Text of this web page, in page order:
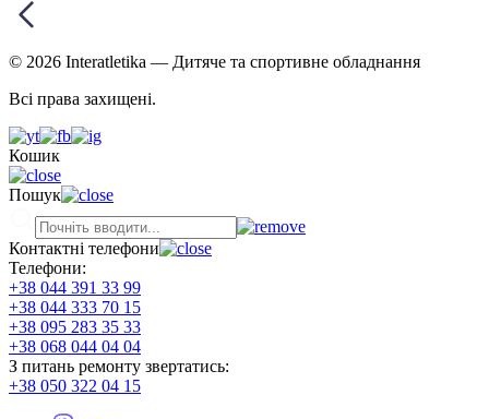
© 2026 Interatletika — Дитяче та спортивне обладнання
Всі права захищені.
Кошик
Пошук
Контактні телефони
Телефони:
+38 044 391 33 99
+38 044 333 70 15
+38 095 283 35 33
+38 068 044 04 04
З питань ремонту звертатись:
+38 050 322 04 15